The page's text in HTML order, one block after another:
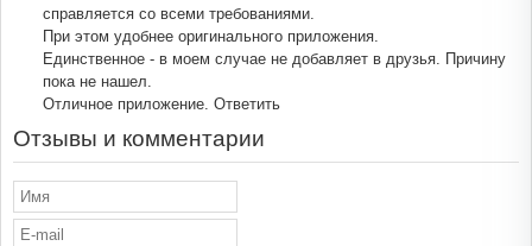
справляется со всеми требованиями.
При этом удобнее оригинального приложения.
Единственное - в моем случае не добавляет в друзья. Причину
пока не нашел.
Отличное приложение. Ответить
Отзывы и комментарии